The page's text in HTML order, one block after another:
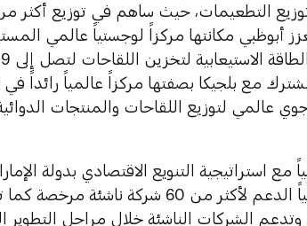
أبوظبي مكانتها مركزاً لوجستياً عالمي
مع بلجيكا بصفتها مركزاً عالمياً رائداً في
عالمي لتوزيع اللقاحات والمنتجات
مع استراتيجية التنويع الاقتصادي بدولة
وتدعم الشركات الناشئة خلال مراحل